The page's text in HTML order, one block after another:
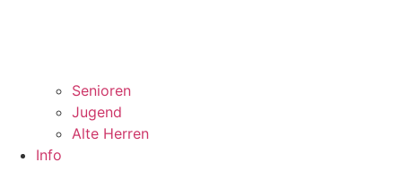
Senioren
Jugend
Alte Herren
Info